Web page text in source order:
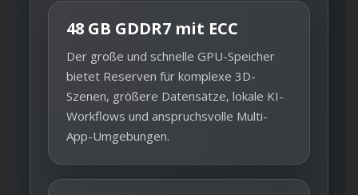
48 GB GDDR7 mit ECC
Der große und schnelle GPU-Speicher
bietet Reserven für komplexe 3D-
Szenen, größere Datensätze, lokale KI-
Workflows und anspruchsvolle Multi-
App-Umgebungen.